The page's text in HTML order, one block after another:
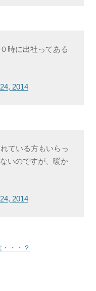
時に出社ってある
2014
ている方もいらっ
いのですが、暖か
2014
・・？